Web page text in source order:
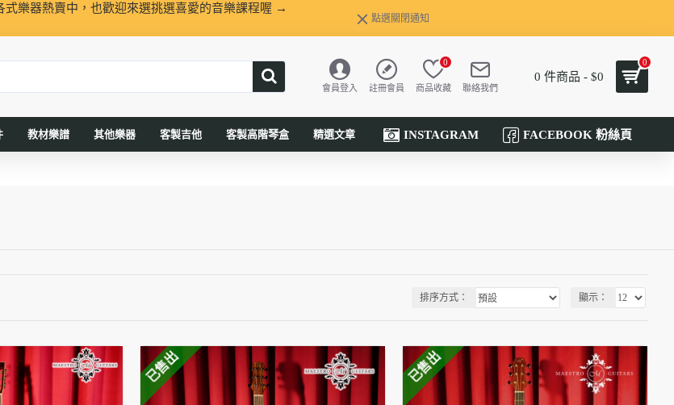
式樂器熱賣中，也歡迎來選挑選喜愛的音樂課程喔 →
點選關閉通知
會員登入 註冊會員 商品收藏
0
聯絡我們
0 件商品 - $0
0
教材樂譜 其他樂器 客製吉他 客製高階琴盒 精選文章 INSTAGRAM FACEBOOK 粉絲頁
排序方式： 顯示：
已售出 已售出